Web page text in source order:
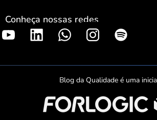
Conheça nossas redes
S
o
t
i
f
Blog da Qualidade é uma